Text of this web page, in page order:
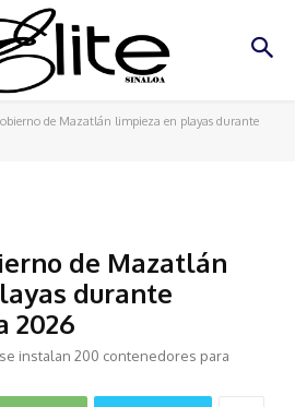
de Mazatlán limpieza en playas durante
de Mazatlán
durante
2026
instalan 200 contenedores para